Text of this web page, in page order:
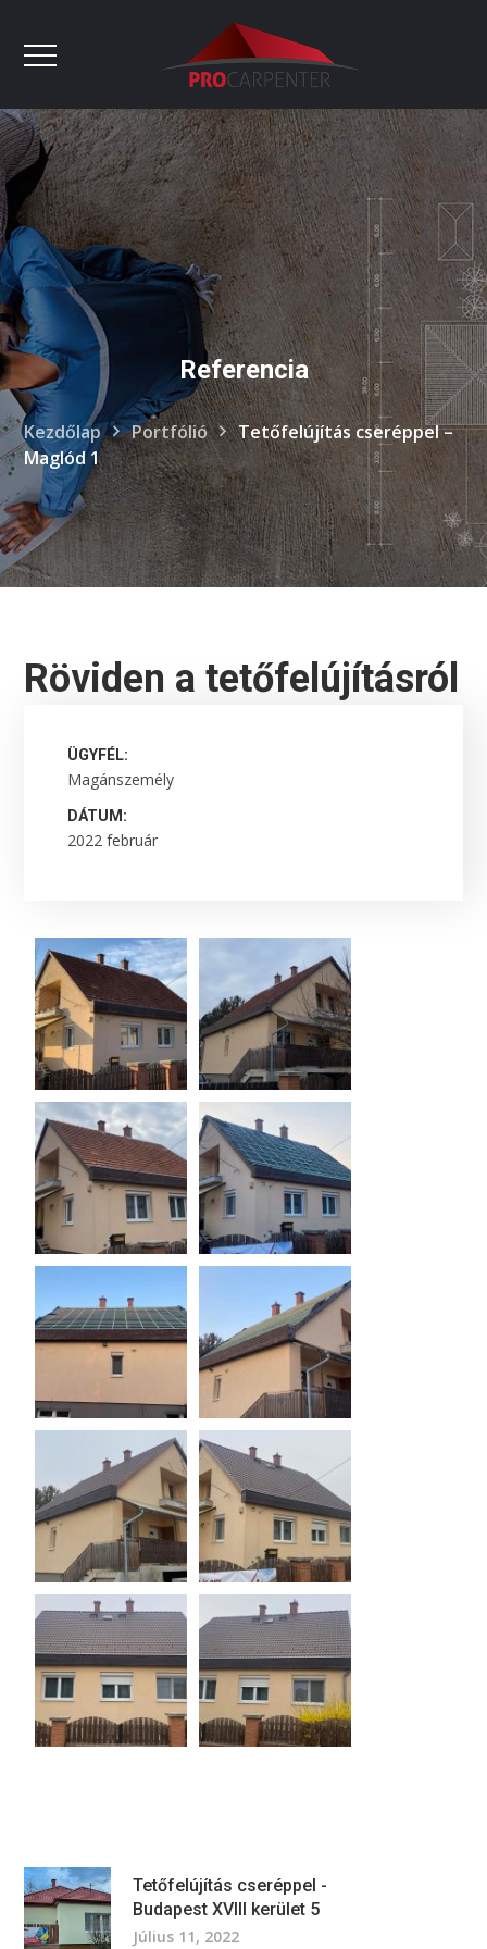
Referencia
Kezdőlap Portfólió
Tetőfelújítás cseréppel –
Maglód 1
Röviden a tetőfelújításról
ÜGYFÉL:
Magánszemély
DÁTUM:
2022 február
Tetőfelújítás cseréppel -
Budapest XVIII kerület 5
Július 11, 2022